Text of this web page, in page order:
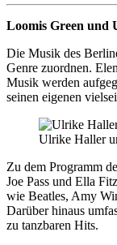
Loomis Green und
Die Musik des
Genre zuordnen.
Musik werden
seinen eigenen
Ulrike Haller
Zu dem Programm
Joe Pass und Ella
wie Beatles, Amy
Darüber hinaus
zu tanzbaren Hits.